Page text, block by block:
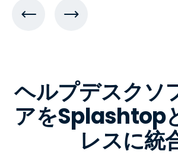
ヘルプデスクソ
アをSplashtop
レスに統